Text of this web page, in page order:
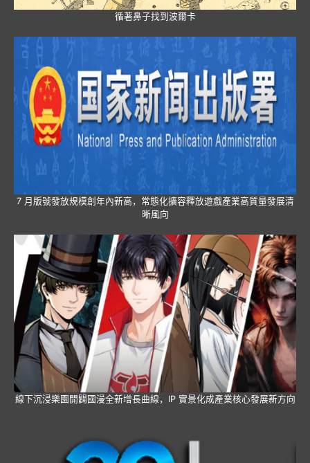
循著鼻子找到波爾卡
7 月版號發放規模創年內新高，常態化擴容釋放遊戲產業高質量發展清
晰風向
線下沉浸樂園開闢國漫全新增長曲線，IP 實景化成產業核心發展新方向